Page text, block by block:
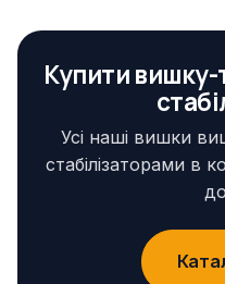
Купити
Усі наші вишки
стабілізаторами в